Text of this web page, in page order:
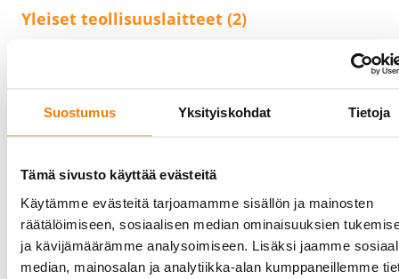
Suostumus Yksityiskohdat Tietoja
Tämä sivusto käyttää evästeitä
Käytämme evästeitä tarjoamamme sisällön ja mainosten
räätälöimiseen, sosiaalisen median ominaisuuksien
ja kävijämäärämme analysoimiseen. Lisäksi jaamme
median, mainosalan ja analytiikka-alan kumppaneillemme
Yleiset teollisuuslaitteet (2)
Siltanosturit ja nostimet(1)
Siltanosturit ja nostimet - Cloned
Siltanosturit ja nostimet - Cloned
Siltanosturit ja nostimet - Cloned(0)
Siltanosturit ja nostimet - Cloned (0)
Siltanosturit ja nostimet - Cloned(0)